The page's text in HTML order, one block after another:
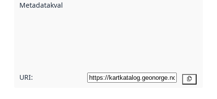
Metadatakvalitet
URI: